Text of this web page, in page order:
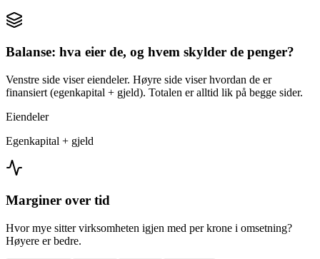
Balanse: hva eier de, og hvem skylder de penger?
Venstre side viser eiendeler. Høyre side viser hvordan de er
finansiert (egenkapital + gjeld). Totalen er alltid lik på begge sider.
Eiendeler
Egenkapital + gjeld
Marginer over tid
Hvor mye sitter virksomheten igjen med per krone i omsetning?
Høyere er bedre.